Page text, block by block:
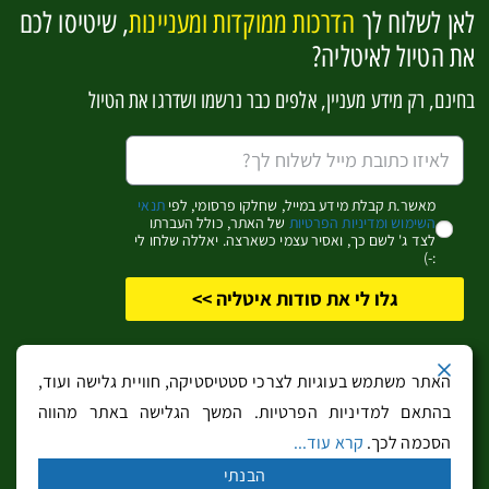
להפוך למומחים לאיטליה בקליק אחד
אשמח לקבל מידע מעניין (שחלקו פרסומי)
כן, זה מעניין אותי!
כל הזכויות שמורותלבעלי האתר. אין להעתיק מידע ממנו ללא קבלת הסכמתם
בכתב. האתר או בעליו אינם אחראים לשימוש שנעשה בו ולא יהיו אחראים לנזק
באתרים המקושרים ממנו. כל שימוש מהווה הסכמהלתנאי השימוש ומדיניות
הפרטיות…|הצהרת נגישות
האתר משתמש בעוגיות לצרכי סטטיסטיקה, חוויית גלישה ועוד,
בהתאם למדיניות הפרטיות. המשך הגלישה באתר מהווה
הסכמה לכך. קרא עוד...
הבנתי
לאן לשלוח לך הדרכות ממוקדות ומעניינות, שיטיסו לכם
את הטיול לאיטליה?
בחינם, רק מידע מעניין, אלפים כבר נרשמו ושדרגו את הטיול
מאשר.ת קבלת מידע במייל, שחלקו פרסומי, לפיתנאי
השימוש ומדיניות הפרטיות של האתר, כולל העברתו
לצד ג' לשם כך, ואסיר עצמי כשארצה. יאללה שלחו לי
:-)
גלו לי את סודות איטליה >>